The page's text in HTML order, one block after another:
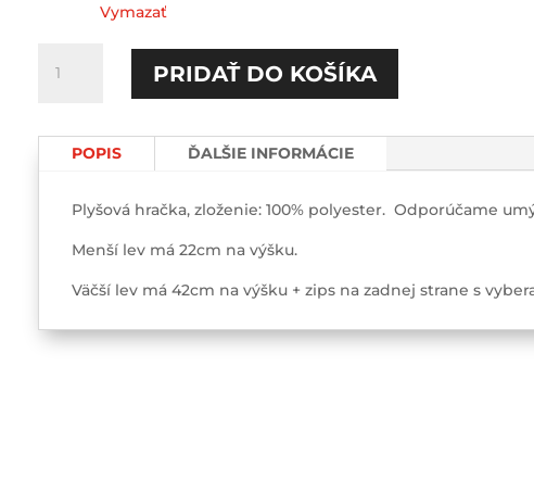
Vymazať
I'm
PRIDAŤ DO KOŠÍKA
POPIS ĎALŠIE INFORMÁCIE
Plyšová hračka, zloženie: 100% polyester. Odporúčame
Menší lev má 22cm na výšku.
Väčší lev má 42cm na výšku + zips na zadnej strane s